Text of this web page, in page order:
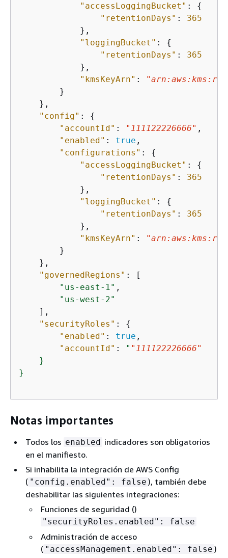
"accessLoggingBucket" : {
"retentionDays" : 365
            },
"loggingBucket" : {
"retentionDays" : 365
            },
"kmsKeyArn" :
        }
    },
"config" : {
"accountId" : "111122226666" ,
"enabled" : true ,
"configurations" : {
"accessLoggingBucket" : {
"retentionDays" : 365
            },
"loggingBucket" : {
"retentionDays" : 365
            },
"kmsKeyArn" :
        }
    },
"governedRegions" : [
"us-east-1" ,
"us-west-2"
    ],
"securityRoles" : {
"enabled" : true ,
"accountId" : " " 111122226666"
    }
}
Notas importantes
Todos los enabled indicadores son obligatorios
en el manifiesto.
Si inhabilita la integración de AWS Config
( "config.enabled": false ), también debe
deshabilitar las siguientes integraciones:
Funciones de seguridad ()
"securityRoles.enabled": false
Administración de acceso
( "accessManagement.enabled": false )